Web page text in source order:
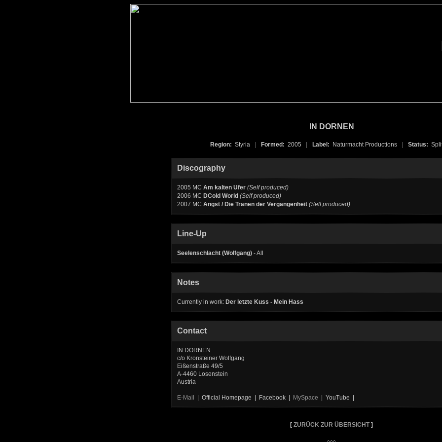
IN DORNEN
Region: Styria Formed: 2005 Label: Naturmacht Productions Status:
Discography
2005 MC Am kalten Ufer (Self produced)
2006 MC DCold World (Self produced)
2007 MC Angst / Die Tränen der Vergangenheit (Self produced)
Line-Up
Seelenschlacht (Wolfgang) - All
Notes
Currently in work: Der letzte Kuss - Mein Hass
Contact
IN DORNEN
c/o Kronsteiner Wolfgang
Eißenstraße 49/5
A-4460 Losenstein
Austria
E-Mail | Official Homepage | Facebook | MySpace | YouTube |
[ ZURÜCK ZUR ÜBERSICHT]